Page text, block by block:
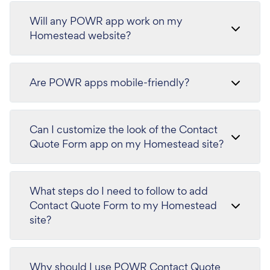
Will any POWR app work on my
Homestead website?
Are POWR apps mobile-friendly?
Can I customize the look of the Contact
Quote Form app on my Homestead site?
What steps do I need to follow to add
Contact Quote Form to my Homestead
site?
Why should I use POWR Contact Quote